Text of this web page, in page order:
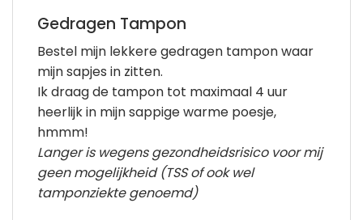
Gedragen Tampon
Bestel mijn lekkere gedragen tampon waar
mijn sapjes in zitten.
Ik draag de tampon tot maximaal 4 uur
heerlijk in mijn sappige warme poesje,
hmmm!
Langer is wegens gezondheidsrisico voor mij
geen mogelijkheid (TSS of ook wel
tamponziekte genoemd)